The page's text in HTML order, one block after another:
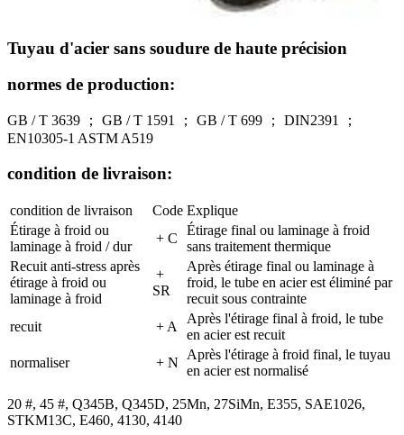
Tuyau d'acier sans soudure de haute précision
normes de production:
GB / T 3639 ； GB / T 1591 ； GB / T 699 ； DIN2391 ；
EN10305-1 ASTM A519
condition de livraison:
condition de livraison Code Explique
Étirage à froid ou
laminage à froid / dur
+ C
Étirage final ou laminage à froid
sans traitement thermique
Recuit anti-stress après
étirage à froid ou
laminage à froid
+
SR
Après étirage final ou laminage à
froid, le tube en acier est éliminé par
recuit sous contrainte
recuit
+ A
Après l'étirage final à froid, le tube
en acier est recuit
normaliser
+ N
Après l'étirage à froid final, le tuyau
en acier est normalisé
20 #, 45 #, Q345B, Q345D, 25Mn, 27SiMn, E355, SAE1026,
STKM13C, E460, 4130, 4140